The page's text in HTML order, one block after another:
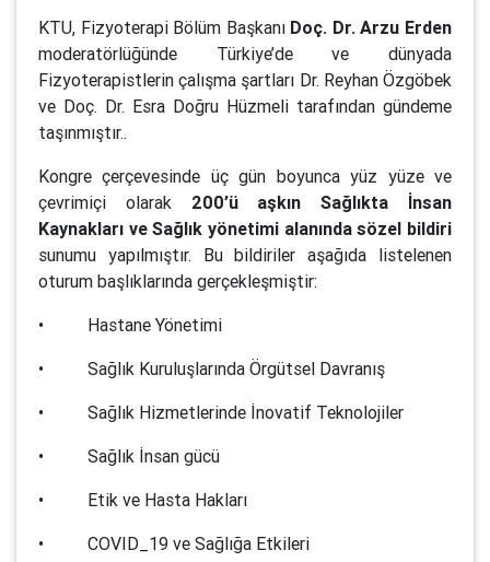
KTU, Fizyoterapi Bölüm Başkanı Doç. Dr. Arzu Erden
moderatörlüğünde Türkiye’de ve dünyada
Fizyoterapistlerin çalışma şartları Dr. Reyhan Özgöbek
ve Doç. Dr. Esra Doğru Hüzmeli tarafından gündeme
taşınmıştır..
Kongre çerçevesinde üç gün boyunca yüz yüze ve
çevrimiçi olarak 200’ü aşkın Sağlıkta İnsan
Kaynakları ve Sağlık yönetimi alanında sözel bildiri
sunumu yapılmıştır. Bu bildiriler aşağıda listelenen
oturum başlıklarında gerçekleşmiştir:
• Hastane Yönetimi
• Sağlık Kuruluşlarında Örgütsel Davranış
• Sağlık Hizmetlerinde İnovatif Teknolojiler
• Sağlık İnsan gücü
• Etik ve Hasta Hakları
• COVID_19 ve Sağlığa Etkileri